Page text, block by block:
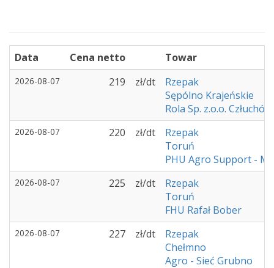
Data Cena netto Towar
2026-08-07 219 zł/dt
Rzepak
Sępólno Krajeńskie
Rola Sp. z.o.o. Człuchów
2026-08-07 220 zł/dt
Rzepak
Toruń
PHU Agro Support -
2026-08-07 225 zł/dt
Rzepak
Toruń
FHU Rafał Bober
2026-08-07 227 zł/dt
Rzepak
Chełmno
Agro - Sieć Grubno